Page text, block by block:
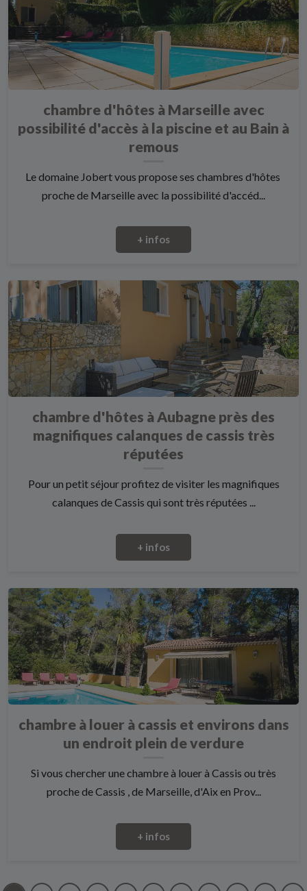
chambre d'hôtes à Marseille avec
possibilité d'accès à la piscine et au Bain à
remous
Le domaine Jobert vous propose ses chambres d'hôtes
proche de Marseille avec la possibilité d'accéd...
+ infos
chambre d'hôtes à Aubagne près des
magnifiques calanques de cassis très
réputées
Pour un petit séjour profitez de visiter les magnifiques
calanques de Cassis qui sont très réputées ...
+ infos
chambre à louer à cassis et environs dans
un endroit plein de verdure
Si vous chercher une chambre à louer à Cassis ou très
proche de Cassis , de Marseille, d'Aix en Prov...
+ infos